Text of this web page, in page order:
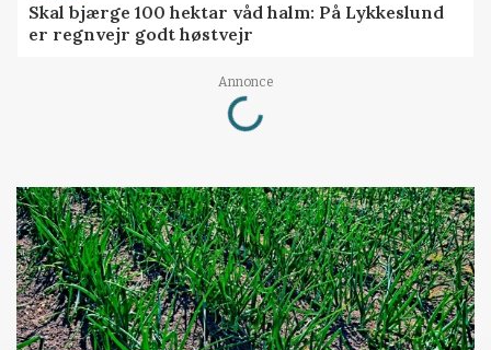
Skal bjærge 100 hektar våd halm: På Lykkeslund
er regnvejr godt høstvejr
Annonce
Loading...